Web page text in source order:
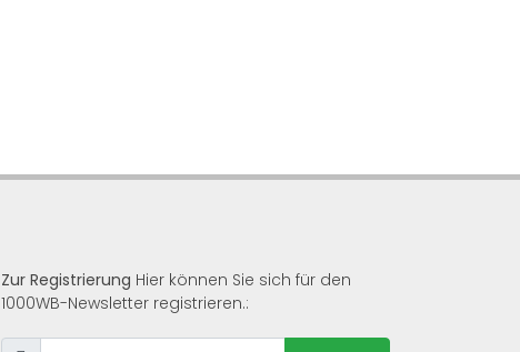
Zur Registrierung Hier können Sie sich für den
1000WB-Newsletter registrieren.: